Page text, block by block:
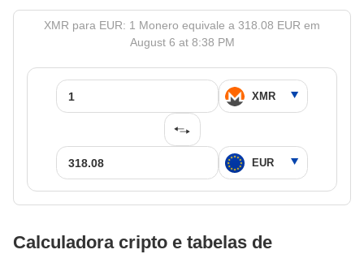
XMR para EUR: 1 Monero equivale a 318.08 EUR em
August 6 at 8:38 PM
Calculadora cripto e tabelas de